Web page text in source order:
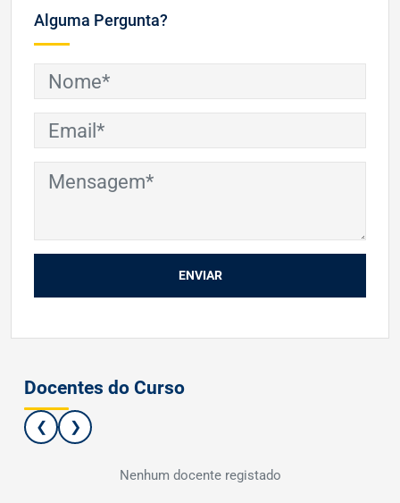
Alguma Pergunta?
ENVIAR
Docentes do Curso
❮ ❯
Nenhum docente registado